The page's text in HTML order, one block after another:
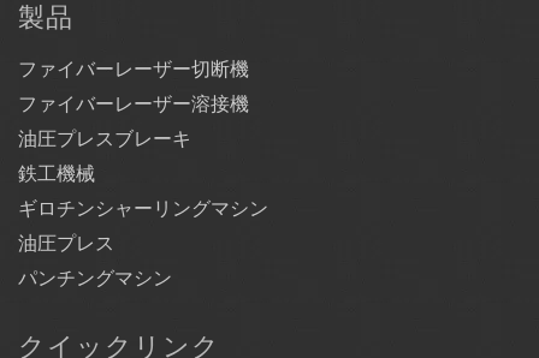
製品
ファイバーレーザー切断機
ファイバーレーザー溶接機
油圧プレスブレーキ
鉄工機械
ギロチンシャーリングマシン
油圧プレス
パンチングマシン
クイックリンク